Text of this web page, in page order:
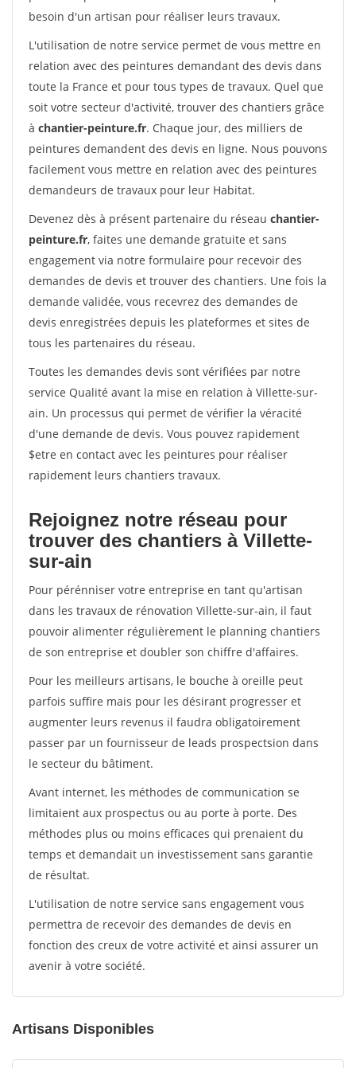
besoin d'un artisan pour réaliser leurs travaux.
L'utilisation de notre service permet de vous mettre en
relation avec des peintures demandant des devis dans
toute la France et pour tous types de travaux. Quel que
soit votre secteur d'activité, trouver des chantiers grâce
à chantier-peinture.fr. Chaque jour, des milliers de
peintures demandent des devis en ligne. Nous pouvons
facilement vous mettre en relation avec des peintures
demandeurs de travaux pour leur Habitat.
Devenez dès à présent partenaire du réseau chantier-
peinture.fr, faites une demande gratuite et sans
engagement via notre formulaire pour recevoir des
demandes de devis et trouver des chantiers. Une fois la
demande validée, vous recevrez des demandes de
devis enregistrées depuis les plateformes et sites de
tous les partenaires du réseau.
Toutes les demandes devis sont vérifiées par notre
service Qualité avant la mise en relation à Villette-sur-
ain. Un processus qui permet de vérifier la véracité
d'une demande de devis. Vous pouvez rapidement
$etre en contact avec les peintures pour réaliser
rapidement leurs chantiers travaux.
Rejoignez notre réseau pour
trouver des chantiers à Villette-
sur-ain
Pour pérénniser votre entreprise en tant qu'artisan
dans les travaux de rénovation Villette-sur-ain, il faut
pouvoir alimenter régulièrement le planning chantiers
de son entreprise et doubler son chiffre d'affaires.
Pour les meilleurs artisans, le bouche à oreille peut
parfois suffire mais pour les désirant progresser et
augmenter leurs revenus il faudra obligatoirement
passer par un fournisseur de leads prospectsion dans
le secteur du bâtiment.
Avant internet, les méthodes de communication se
limitaient aux prospectus ou au porte à porte. Des
méthodes plus ou moins efficaces qui prenaient du
temps et demandait un investissement sans garantie
de résultat.
L'utilisation de notre service sans engagement vous
permettra de recevoir des demandes de devis en
fonction des creux de votre activité et ainsi assurer un
avenir à votre société.
Artisans Disponibles